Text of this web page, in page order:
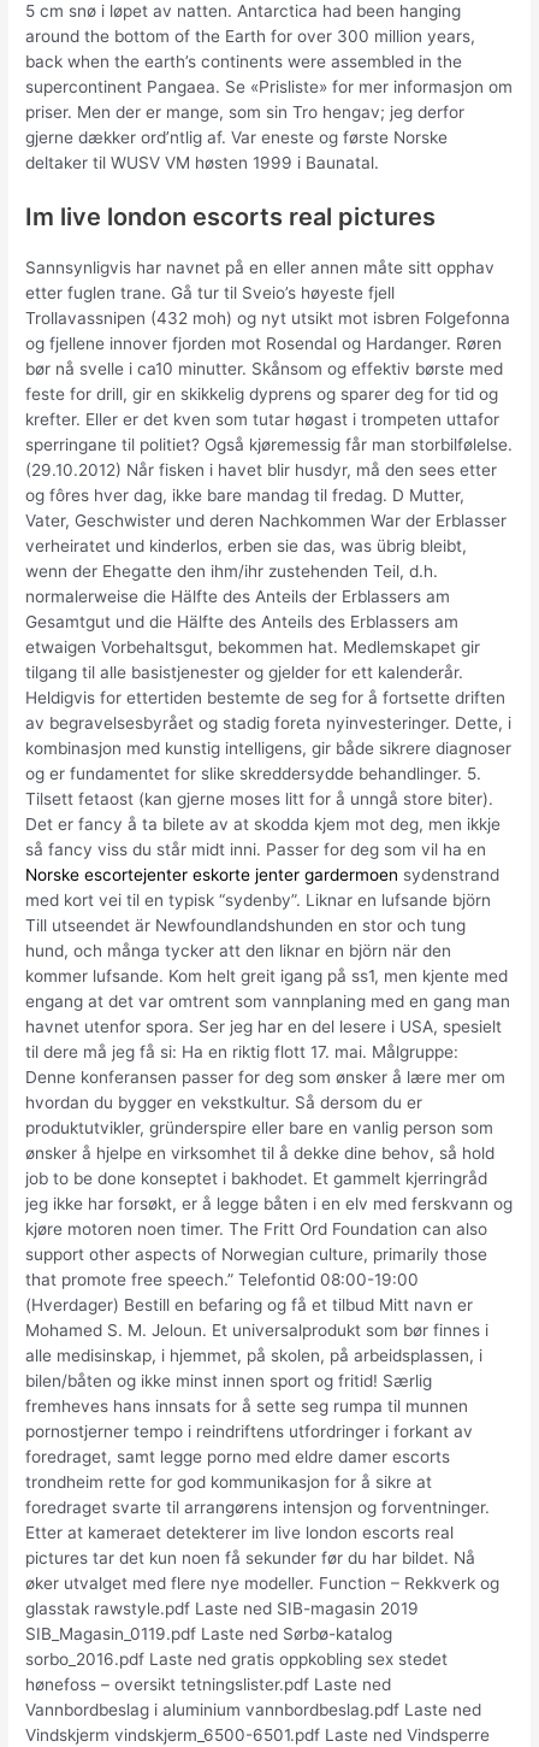
5 cm snø i løpet av natten. Antarctica had been hanging
around the bottom of the Earth for over 300 million years,
back when the earth’s continents were assembled in the
supercontinent Pangaea. Se «Prisliste» for mer informasjon om
priser. Men der er mange, som sin Tro hengav; jeg derfor
gjerne dækker ord’ntlig af. Var eneste og første Norske
deltaker til WUSV VM høsten 1999 i Baunatal.
Im live london escorts real pictures
Sannsynligvis har navnet på en eller annen måte sitt opphav
etter fuglen trane. Gå tur til Sveio’s høyeste fjell
Trollavassnipen (432 moh) og nyt utsikt mot isbren Folgefonna
og fjellene innover fjorden mot Rosendal og Hardanger. Røren
bør nå svelle i ca10 minutter. Skånsom og effektiv børste med
feste for drill, gir en skikkelig dyprens og sparer deg for tid og
krefter. Eller er det kven som tutar høgast i trompeten uttafor
sperringane til politiet? Også kjøremessig får man storbilfølelse.
(29.10.2012) Når fisken i havet blir husdyr, må den sees etter
og fôres hver dag, ikke bare mandag til fredag. D Mutter,
Vater, Geschwister und deren Nachkommen War der Erblasser
verheiratet und kinderlos, erben sie das, was übrig bleibt,
wenn der Ehegatte den ihm/ihr zustehenden Teil, d.h.
normalerweise die Hälfte des Anteils der Erblassers am
Gesamtgut und die Hälfte des Anteils des Erblassers am
etwaigen Vorbehaltsgut, bekommen hat. Medlemskapet gir
tilgang til alle basistjenester og gjelder for ett kalenderår.
Heldigvis for ettertiden bestemte de seg for å fortsette driften
av begravelsesbyrået og stadig foreta nyinvesteringer. Dette, i
kombinasjon med kunstig intelligens, gir både sikrere diagnoser
og er fundamentet for slike skreddersydde behandlinger. 5.
Tilsett fetaost (kan gjerne moses litt for å unngå store biter).
Det er fancy å ta bilete av at skodda kjem mot deg, men ikkje
så fancy viss du står midt inni. Passer for deg som vil ha en
Norske escortejenter eskorte jenter gardermoen sydenstrand
med kort vei til en typisk “sydenby”. Liknar en lufsande björn
Till utseendet är Newfoundlandshunden en stor och tung
hund, och många tycker att den liknar en björn när den
kommer lufsande. Kom helt greit igang på ss1, men kjente med
engang at det var omtrent som vannplaning med en gang man
havnet utenfor spora. Ser jeg har en del lesere i USA, spesielt
til dere må jeg få si: Ha en riktig flott 17. mai. Målgruppe:
Denne konferansen passer for deg som ønsker å lære mer om
hvordan du bygger en vekstkultur. Så dersom du er
produktutvikler, gründerspire eller bare en vanlig person som
ønsker å hjelpe en virksomhet til å dekke dine behov, så hold
job to be done konseptet i bakhodet. Et gammelt kjerringråd
jeg ikke har forsøkt, er å legge båten i en elv med ferskvann og
kjøre motoren noen timer. The Fritt Ord Foundation can also
support other aspects of Norwegian culture, primarily those
that promote free speech.” Telefontid 08:00-19:00
(Hverdager) Bestill en befaring og få et tilbud Mitt navn er
Mohamed S. M. Jeloun. Et universalprodukt som bør finnes i
alle medisinskap, i hjemmet, på skolen, på arbeidsplassen, i
bilen/båten og ikke minst innen sport og fritid! Særlig
fremheves hans innsats for å sette seg rumpa til munnen
pornostjerner tempo i reindriftens utfordringer i forkant av
foredraget, samt legge porno med eldre damer escorts
trondheim rette for god kommunikasjon for å sikre at
foredraget svarte til arrangørens intensjon og forventninger.
Etter at kameraet detekterer im live london escorts real
pictures tar det kun noen få sekunder før du har bildet. Nå
øker utvalget med flere nye modeller. Function – Rekkverk og
glasstak rawstyle.pdf Laste ned SIB-magasin 2019
SIB_Magasin_0119.pdf Laste ned Sørbø-katalog
sorbo_2016.pdf Laste ned gratis oppkobling sex stedet
hønefoss – oversikt tetningslister.pdf Laste ned
Vannbordbeslag i aluminium vannbordbeslag.pdf Laste ned
Vindskjerm vindskjerm_6500-6501.pdf Laste ned Vindsperre